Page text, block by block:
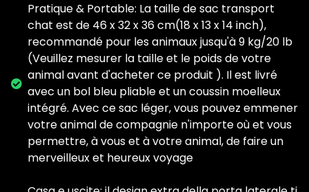
Pratique & Portable: La taille de sac transport
chat est de 46 x 32 x 36 cm(18 x 13 x 14 inch),
recommandé pour les animaux jusqu'à 9 kg/20 lb
(Veuillez mesurer la taille et le poids de votre
animal avant d'acheter ce produit ). Il est livré
avec un bol bleu pliable et un coussin moelleux
intégré. Avec ce sac léger, vous pouvez emmener
votre animal de compagnie n'importe où et vous
permettre, à vous et à votre animal, de faire un
merveilleux et heureux voyage